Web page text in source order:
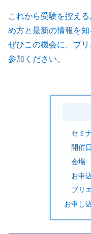
これから受験を控え
め方と最新の情報を
ぜひこの機会に、ブ
参加ください。
セミ
開催
会場
お申
ブリ
お申し